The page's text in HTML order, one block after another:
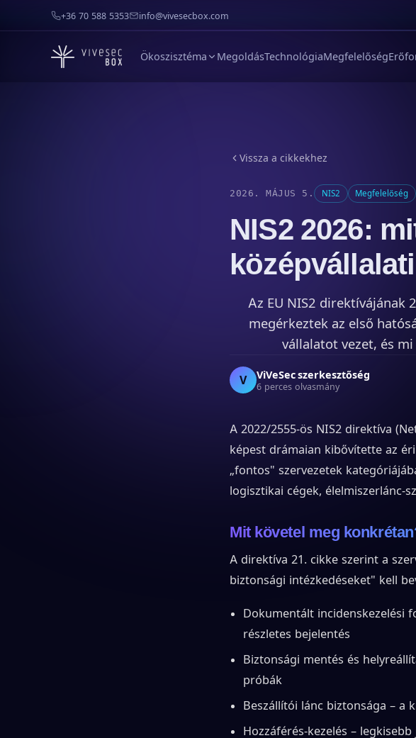
+36 70 588 5353 info@vivesecbox.com
Ökoszisztéma MegoldásTechnológiaMegfelelőség
Vissza a cikkekhez
2026. MÁJUS 5. NIS2 Megfelelőség
NIS2 2026:
Az EU NIS2
megérkeztek az első
vállalatot vezet, és
V ViVeSec szerkesztőség
6 perces olvasmány
A 2022/2555-ös NIS2 direktíva
képest drámaian kibővítette az
„fontos" szervezetek
logisztikai cégek, élelmiszerlánc-
Mit követel meg
A direktíva 21. cikke szerint a
biztonsági intézkedéseket" kell
Dokumentált incidenskezelési
részletes bejelentés
Biztonsági mentés és
próbák
Beszállítói lánc biztonsága – a
Hozzáférés-kezelés –